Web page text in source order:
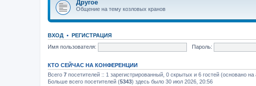
Другое
Общение на тему козловых кранов
ВХОД • РЕГИСТРАЦИЯ
Имя пользователя:
Пароль:
КТО СЕЙЧАС НА КОНФЕРЕНЦИИ
Всего 7 посетителей :: 1 зарегистрированный, 0 скрытых и 6 гостей (основано
Больше всего посетителей (5343) здесь было 30 июл 2026, 20:56